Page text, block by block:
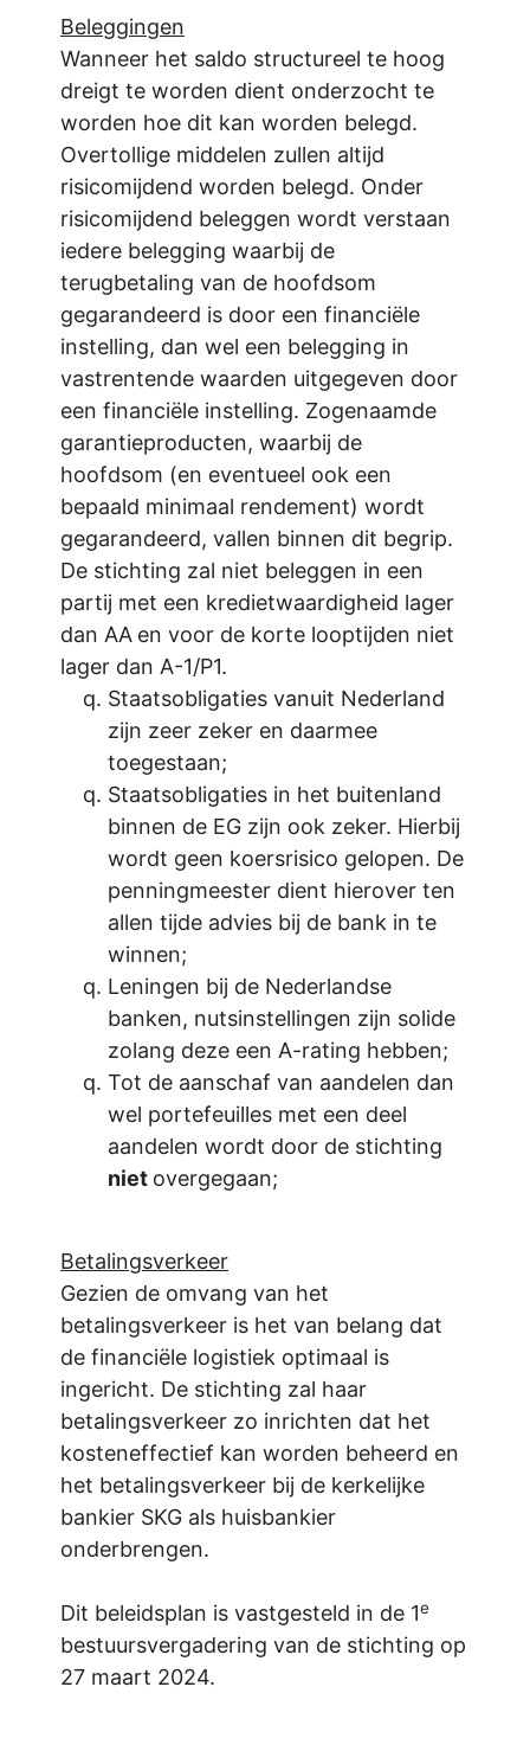
Beleggingen
Wanneer het saldo structureel te hoog
dreigt te worden dient onderzocht te
worden hoe dit kan worden belegd.
Overtollige middelen zullen altijd
risicomijdend worden belegd. Onder
risicomijdend beleggen wordt verstaan
iedere belegging waarbij de
terugbetaling van de hoofdsom
gegarandeerd is door een financiële
instelling, dan wel een belegging in
vastrentende waarden uitgegeven door
een financiële instelling. Zogenaamde
garantieproducten, waarbij de
hoofdsom (en eventueel ook een
bepaald minimaal rendement) wordt
gegarandeerd, vallen binnen dit begrip.
De stichting zal niet beleggen in een
partij met een kredietwaardigheid lager
dan AA en voor de korte looptijden niet
lager dan A-1/P1.
Staatsobligaties vanuit Nederland
zijn zeer zeker en daarmee
toegestaan;
Staatsobligaties in het buitenland
binnen de EG zijn ook zeker. Hierbij
wordt geen koersrisico gelopen. De
penningmeester dient hierover ten
allen tijde advies bij de bank in te
winnen;
Leningen bij de Nederlandse
banken, nutsinstellingen zijn solide
zolang deze een A-rating hebben;
Tot de aanschaf van aandelen dan
wel portefeuilles met een deel
aandelen wordt door de stichting
niet overgegaan;
Betalingsverkeer
Gezien de omvang van het
betalingsverkeer is het van belang dat
de financiële logistiek optimaal is
ingericht. De stichting zal haar
betalingsverkeer zo inrichten dat het
kosteneffectief kan worden beheerd en
het betalingsverkeer bij de kerkelijke
bankier SKG als huisbankier
onderbrengen.
Dit beleidsplan is vastgesteld in de 1e
bestuursvergadering van de stichting op
27 maart 2024.